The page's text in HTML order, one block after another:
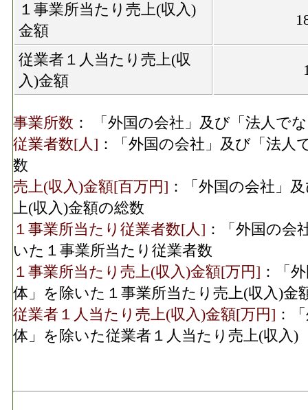
１事業所当たり売上(収入)
金額
従業者１人当たり売上(収
入)金額
事業所数 ： 「外国の会社」及び「法人で
従業者数[人] ：「外国の会社」及び「法
数
売上(収入)金額[百万円] ：「外国の会社」
上(収入)金額の総数
１事業所当たり従業者数[人] ：「外国の会
いた１事業所当たり従業者数
１事業所当たり売上(収入)金額[万円] ：「
体」を除いた１事業所当たり売上(収入)金
従業者１人当たり売上(収入)金額[万円] ：
体」を除いた従業者１人当たり売上(収入)